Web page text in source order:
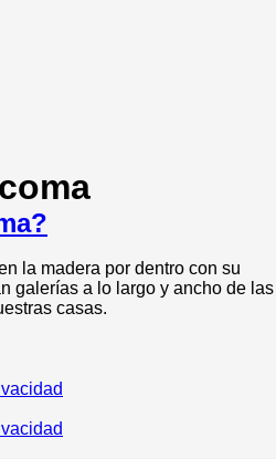
la madera por dentro con su
galerías a lo largo y ancho de las
casas.